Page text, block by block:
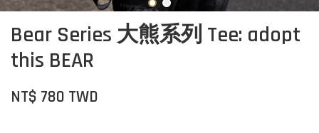
Bear Series 大熊系列 Tee: adopt
this BEAR
NT$ 780 TWD